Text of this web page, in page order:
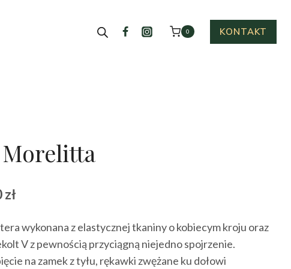
0 KONTAKT
złAktualna
wynosi:
149.00 zł.
wykonana z elastycznej tkaniny o kobiecym kroju oraz
V z pewnością przyciągną niejedno spojrzenie.
na zamek z tyłu, rękawki zwężane ku dołowi